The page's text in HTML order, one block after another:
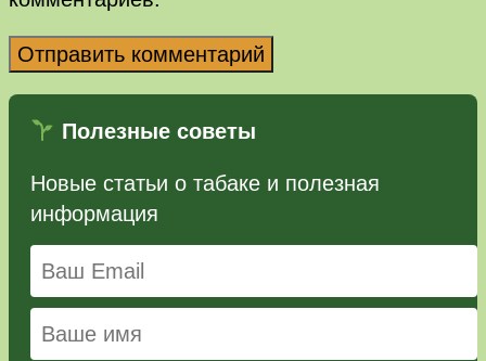
Полезные советы
Новые статьи о табаке и полезная
информация